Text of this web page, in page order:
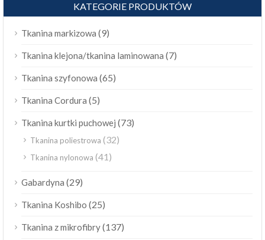
KATEGORIE PRODUKTÓW
Tkanina markizowa (9)
Tkanina klejona/tkanina laminowana (7)
Tkanina szyfonowa (65)
Tkanina Cordura (5)
Tkanina kurtki puchowej (73)
Tkanina poliestrowa (32)
Tkanina nylonowa (41)
Gabardyna (29)
Tkanina Koshibo (25)
Tkanina z mikrofibry(137)